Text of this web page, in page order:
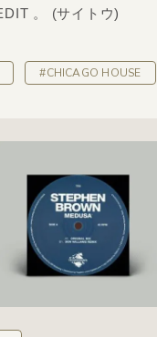
。 (サイトウ)
#CHICAGO HOUSE